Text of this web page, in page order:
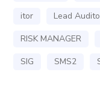
itor
Lead
RISK MANAGER
SIG
SMS2